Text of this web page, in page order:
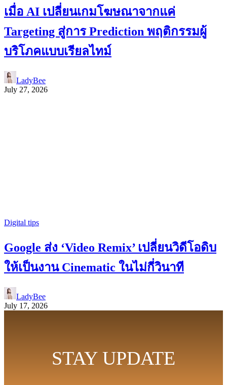
เมื่อ AI เปลี่ยนเกมโฆษณาจากแค่
Targeting สู่การ Prediction พฤติกรรมผู้
บริโภคแบบเรียลไทม์
LadyBee
July 27, 2026
Digital tips
Google ส่ง ‘Video Remix’ เปลี่ยนวิดีโอดิบ
ให้เป็นงาน Cinematic ในไม่กี่วินาที
LadyBee
July 17, 2026
STAY UPDATE